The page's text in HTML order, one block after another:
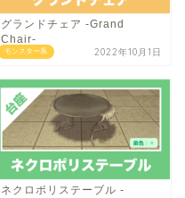
モンスター系
グランドチェア -Grand
Chair-
2022年10月1日
ネクロポリステーブル -